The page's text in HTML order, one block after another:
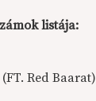
listája:
Red Baarat)